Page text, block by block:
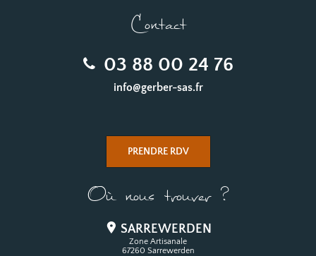
Contact
03 88 00 24 76
info@gerber-sas.fr
PRENDRE RDV
Où nous trouver ?
SARREWERDEN
Zone Artisanale
67260 Sarrewerden